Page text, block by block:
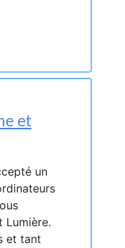
et
un
Lumière.
et tant